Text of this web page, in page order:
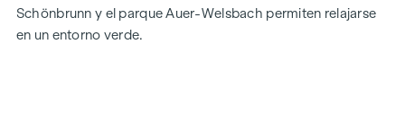
Schönbrunn y el parque Auer-Welsbach permiten relajarse
en un entorno verde.